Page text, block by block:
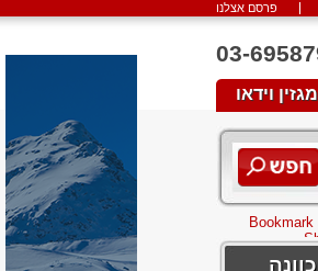
פרסם אצלנו
מגזין וידאו